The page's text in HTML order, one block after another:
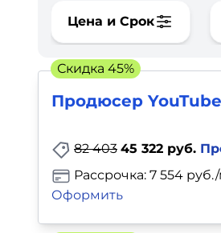
Цена и Срок
Продюсер
82 403 45 322 руб.
Рассрочка: 7 554
Оформить
Скидка 45%
Видео, фото,
Маркетинг
Иностранный
Для детей
Красота,
Психология и